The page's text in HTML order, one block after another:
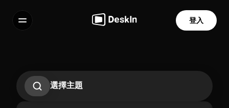
登入
選擇主題